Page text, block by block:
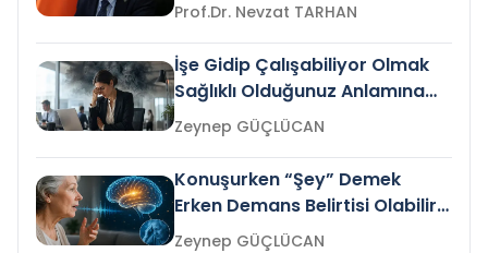
Prof.Dr. Nevzat TARHAN
İşe Gidip Çalışabiliyor Olmak
Sağlıklı Olduğunuz Anlamına
Gelir mi?Zeynep GÜÇLÜCAN
Konuşurken “Şey” Demek
Erken Demans Belirtisi Olabilir
mi?
Zeynep GÜÇLÜCAN